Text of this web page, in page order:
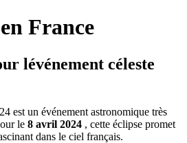
France
lévénement céleste
est un événement astronomique très
le 8 avril 2024 , cette éclipse promet
dans le ciel français.